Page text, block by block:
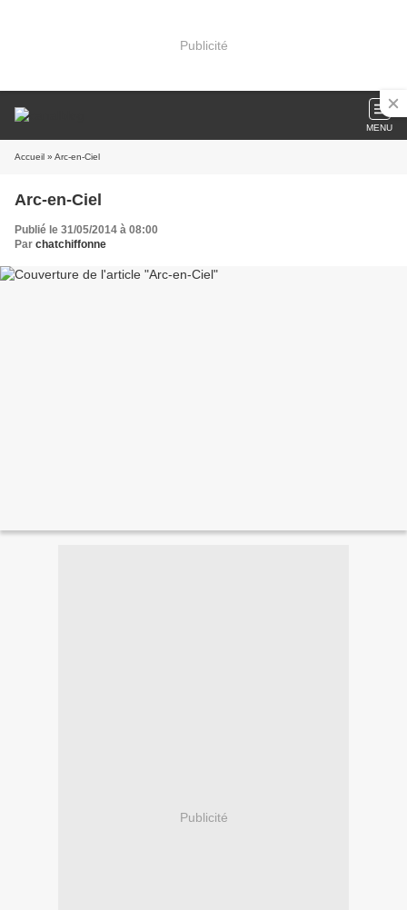
Publicité
MENU
Accueil » Arc-en-Ciel
Arc-en-Ciel
Publié le 31/05/2014 à 08:00
Par chatchiffonne
Publicité